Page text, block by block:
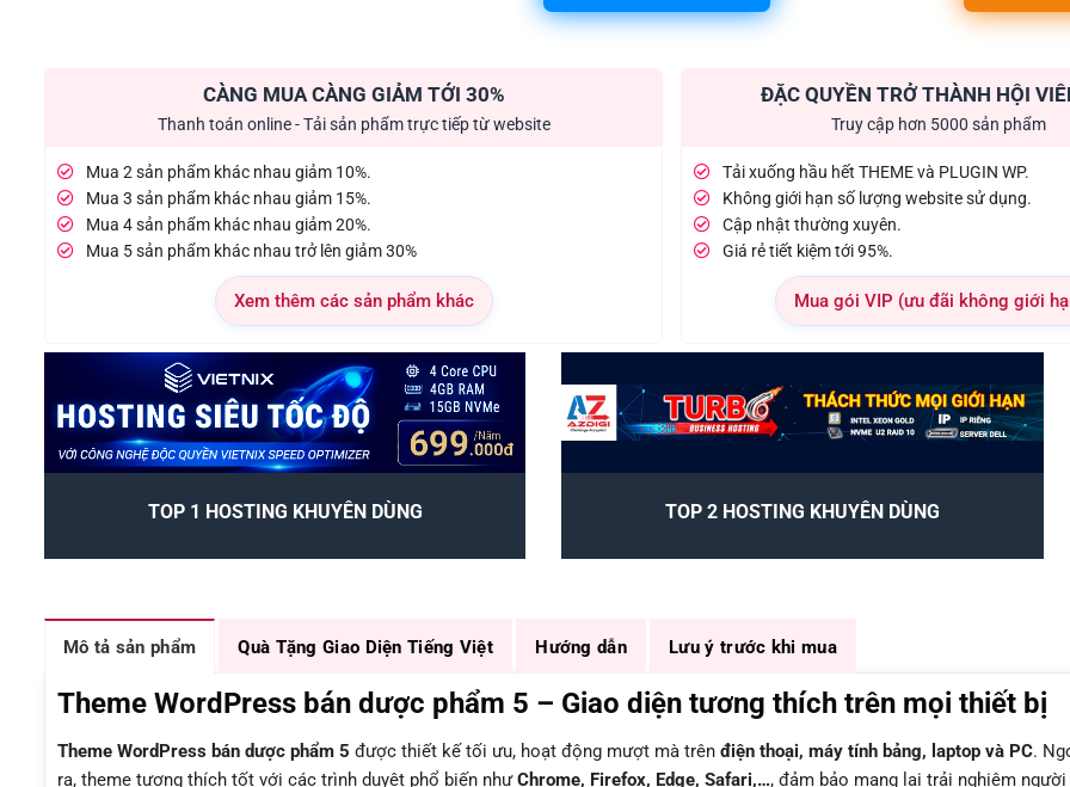
CÀNG MUA CÀNG GIẢM TỚI 30%
Thanh toán online - Tải sản phẩm trực tiếp từ website
Mua 2 sản phẩm khác nhau giảm 10%.
Mua 3 sản phẩm khác nhau giảm 15%.
Mua 4 sản phẩm khác nhau giảm 20%.
Mua 5 sản phẩm khác nhau trở lên giảm 30%
Xem thêm các sản phẩm khác
ĐẶC QUYỀN TRỞ THÀNH HỘI
Truy cập hơn 5000 sản phẩm
Tải xuống hầu hết THEME và PLUGIN WP.
Không giới hạn số lượng website sử dụng.
Cập nhật thường xuyên.
Giá rẻ tiết kiệm tới 95%.
Mua gói VIP (ưu đãi không giới
TOP 1 HOSTING KHUYÊN DÙNG TOP 2 HOSTING KHUYÊN DÙNG
Mô tả sản phẩm Quà Tặng Giao Diện Tiếng Việt Hướng dẫn Lưu ý trước khi mua
Theme WordPress bán dược phẩm 5 – Giao diện tương thích trên mọi thiết bị
Theme WordPress bán dược phẩm 5 được thiết kế tối ưu, hoạt động mượt mà trên điện thoại, máy tính bảng, laptop và PC.
ra, theme tương thích tốt với các trình duyệt phổ biến nhưChrome, Firefox, Edge, Safari,…, đảm bảo mang lại trải nghiệm người